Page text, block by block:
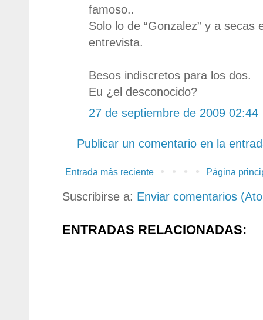
famoso..
Solo lo de “Gonzalez” y a secas
entrevista.
Besos indiscretos para los dos.
Eu ¿el desconocido?
27 de septiembre de 2009 02:44
Publicar un comentario en la
Entrada más reciente Página
Suscribirse a: Enviar comentarios
ENTRADAS RELACIONADAS: